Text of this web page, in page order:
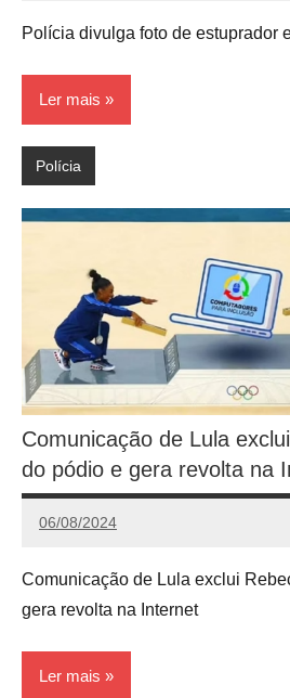
Polícia divulga foto de estuprador
Ler mais
Polícia
Comunicação de Lula
do pódio e gera revolta na
06/08/2024
Redação
Comunicação de Lula exclui
gera revolta na Internet
Ler mais